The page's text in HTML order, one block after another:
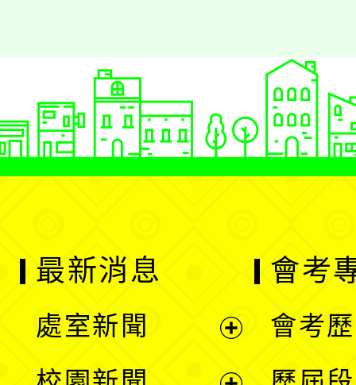
最新消息
處室新聞
會考
會考